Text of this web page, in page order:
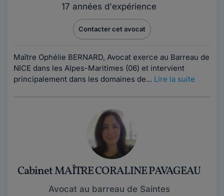
17 années d'expérience
Contacter cet avocat
Maître Ophélie BERNARD, Avocat exerce au Barreau de
NICE dans les Alpes-Maritimes (06) et intervient
principalement dans les domaines de... Lire la suite
Cabinet MAÎTRE CORALINE PAVAGEAU
Avocat au barreau de Saintes